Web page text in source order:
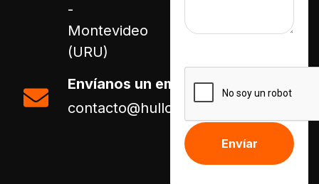
-
Montevideo
(URU)
Envíanos un email
contacto@hullop.com